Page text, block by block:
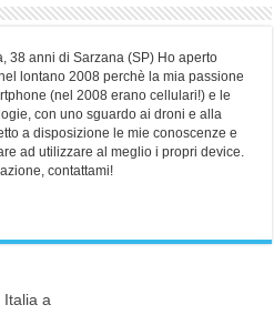
38 anni di Sarzana (SP) Ho aperto
lontano 2008 perchè la mia passione
(nel 2008 erano cellulari!) e le
con uno sguardo ai droni e alla
a disposizione le mie conoscenze e
ad utilizzare al meglio i propri device.
contattami!
Italia a